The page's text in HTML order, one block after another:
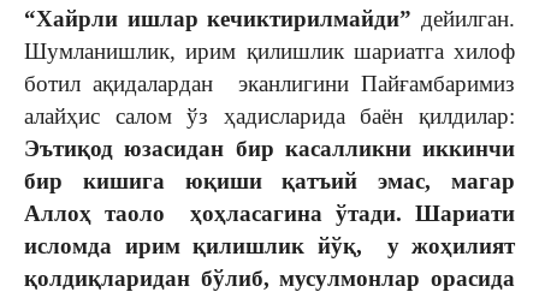
“Хайрли ишлар кечиктирилмайди” дейилган.
Шумланишлик, ирим қилишлик шариатга хилоф
ботил ақидалардан эканлигини Пайғамбаримиз
алайҳис салом ўз ҳадисларида баён қилдилар:
Эътиқод юзасидан бир касалликни иккинчи
бир кишига юқиши қатъий эмас, магар
Аллоҳ таоло ҳоҳласагина ўтади. Шариати
исломда ирим қилишлик йўқ, у жоҳилият
қолдиқларидан бўлиб, мусулмонлар орасида